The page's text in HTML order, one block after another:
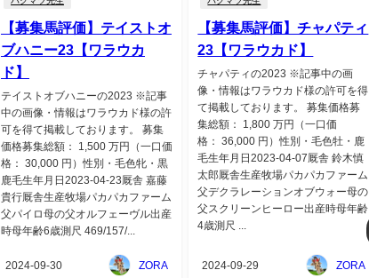
【募集馬評価】テイストオ
ブハニー23【ワラウカ
ド】
テイストオブハニーの2023 ※記事
中の画像・情報はワラウカド様の許
可を得て掲載しております。 募集
価格募集総額： 1,500 万円（一口価
格： 30,000 円）性別・毛色牝・黒
鹿毛生年月日2023-04-23厩舎 嘉藤
貴行厩舎生産牧場パカパカファーム
父パイロ母の父オルフェーヴル出産
時母年齢6歳測尺 469/157/...
2024-09-30 ZORA
【募集馬評価】チャパティ
23【ワラウカド】
チャパティの2023 ※記事中の画
像・情報はワラウカド様の許可を得
て掲載しております。 募集価格募
集総額： 1,800 万円（一口価
格： 36,000 円）性別・毛色牡・鹿
毛生年月日2023-04-07厩舎 鈴木慎
太郎厩舎生産牧場パカパカファーム
父デクラレーションオブウォー母の
父スクリーンヒーロー出産時母年齢
4歳測尺 ...
2024-09-29 ZORA